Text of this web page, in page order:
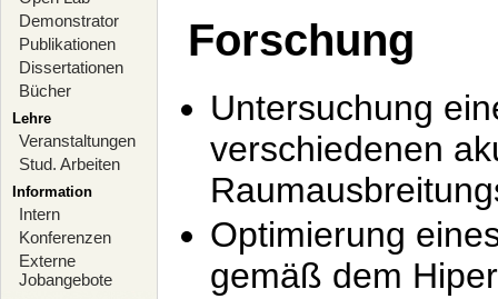
Demonstrator
Publikationen
Dissertationen
Bücher
Lehre
Veranstaltungen
Stud. Arbeiten
Information
Intern
Konferenzen
Externe
Jobangebote
Forschung
Untersuchung
verschiedenen
Optimierung
gemäß dem